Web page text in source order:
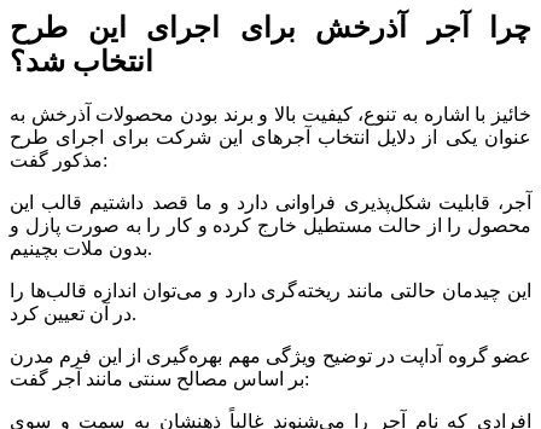
چرا آجر آذرخش برای اجرای این طرح
انتخاب شد؟
خائیز با اشاره به تنوع، کیفیت بالا و برند بودن محصولات آذرخش به
عنوان یکی از دلایل انتخاب آجرهای این شرکت برای اجرای طرح
مذکور گفت:
آجر، قابلیت شکل‌پذیری فراوانی دارد و ما قصد داشتیم قالب این
محصول را از حالت مستطیل خارج کرده و کار را به صورت پازل و
بدون ملات بچینیم.
این چیدمان حالتی مانند ریخته‌گری دارد و می‌توان اندازه قالب‌ها را
در آن تعیین کرد.
عضو گروه‌ آداپت در توضیح ویژگی مهم بهره‌گیری از این فرم مدرن
بر اساس مصالح سنتی مانند آجر گفت:
افرادی که نام آجر را می‌شنوند غالباً ذهنشان به سمت و سوی